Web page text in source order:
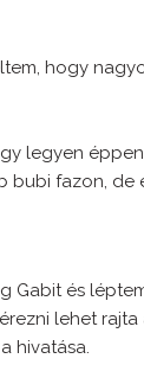
hogy
legyen
bubi fazon, de
Gabit és
lehet
hivatása.